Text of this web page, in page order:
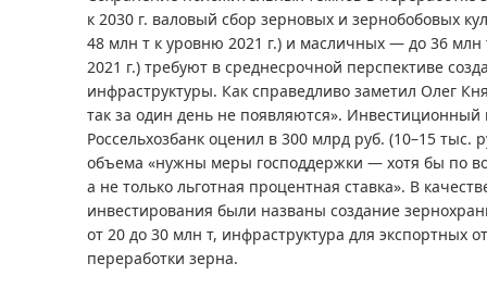
к 2030 г. валовый сбор зерновых и зернобобовых
48 млн т к уровню 2021 г.) и масличных — до 36
2021 г.) требуют в среднесрочной перспективе
инфраструктуры. Как справедливо заметил Олег
так за один день не появляются». Инвестиционный
Россельхозбанк оценил в 300 млрд руб. (10–15 тыс.
объема «нужны меры господдержки — хотя бы по
а не только льготная процентная ставка». В
инвестирования были названы создание
от 20 до 30 млн т, инфраструктура для экспортных
переработки зерна.